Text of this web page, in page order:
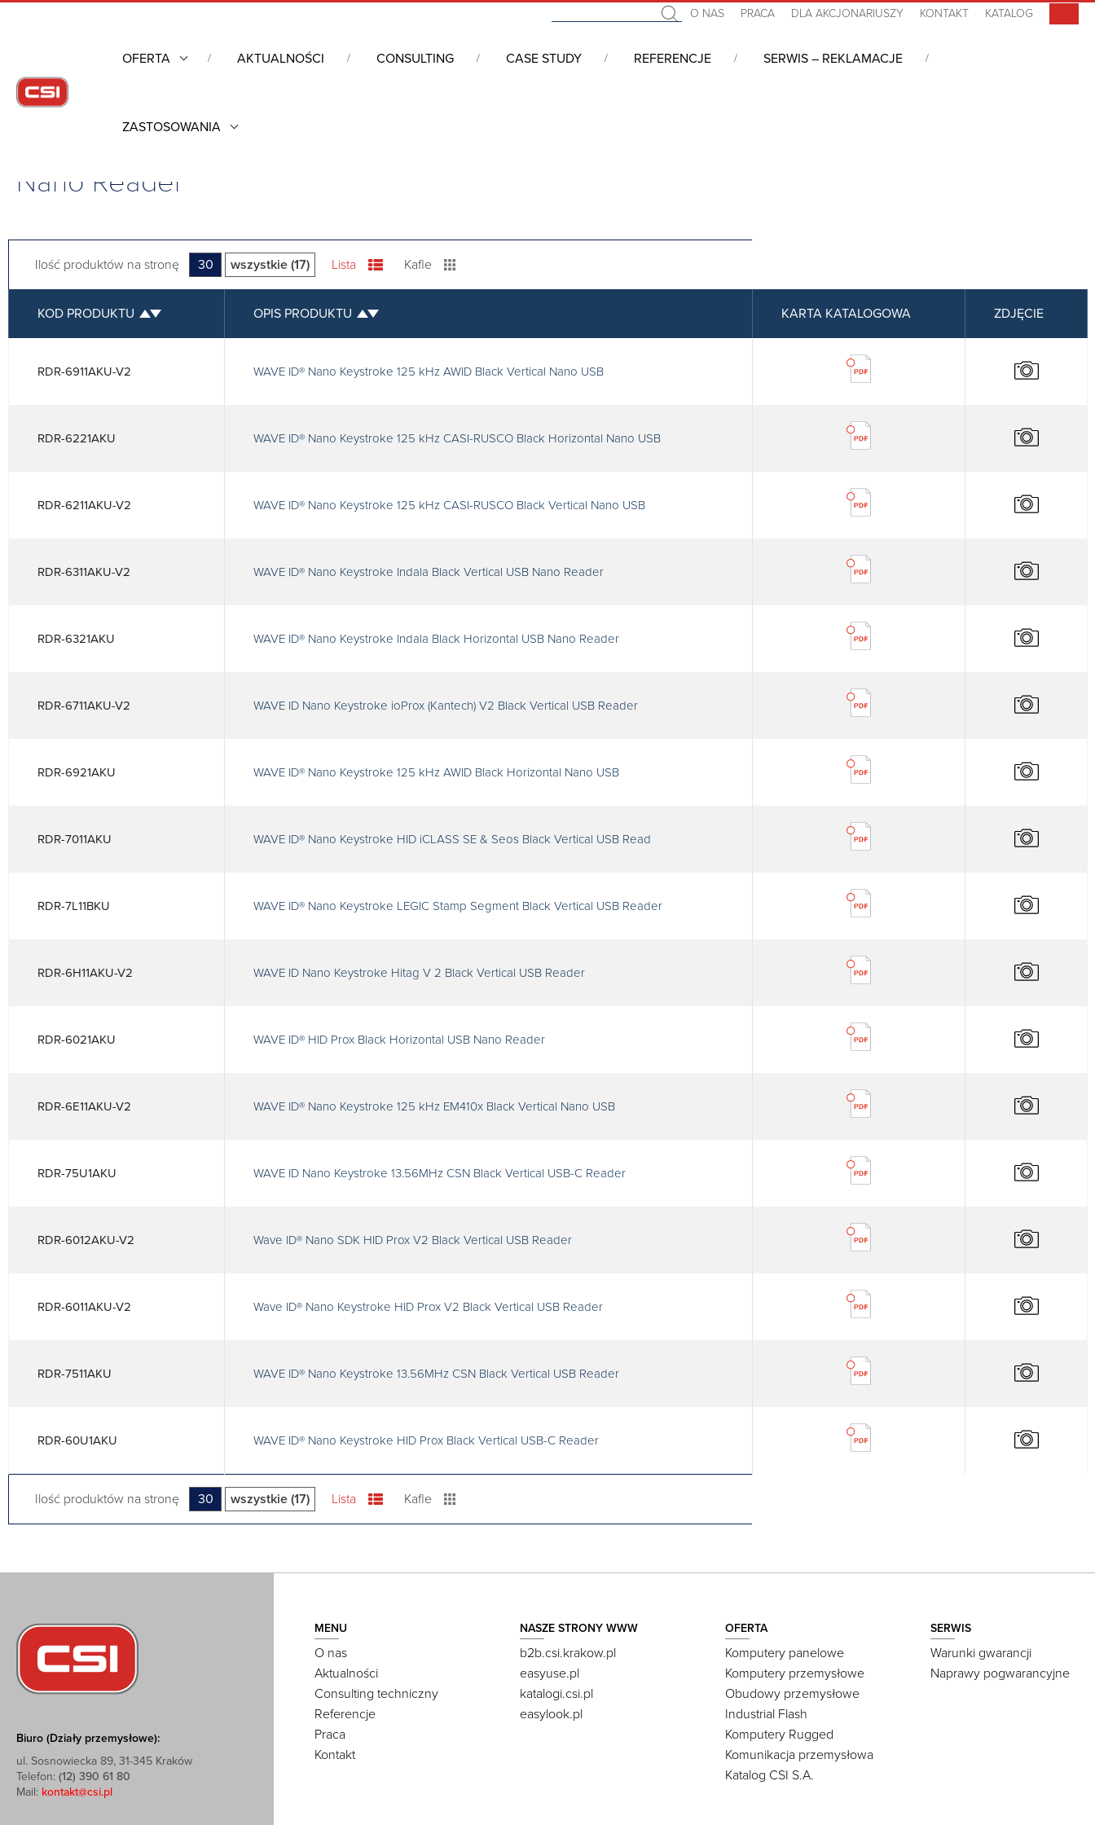
O NAS PRACA DLA AKCJONARIUSZY KONTAKT KATALOG
OFERTA AKTUALNOŚCI CONSULTING CASE STUDY REFERENCJE SERWIS – REKLAMACJE
ZASTOSOWANIA
Komputery przemysłowe
Nano Reader
Ilość produktów na stronę 30 wszystkie (17) Lista Kafle
KOD PRODUKTU OPIS PRODUKTU KARTA KATALOGOWA ZDJĘCIE
RDR-6911AKU-V2 WAVE ID® Nano Keystroke 125 kHz AWID Black Vertical Nano USB
RDR-6221AKU WAVE ID® Nano Keystroke 125 kHz CASI-RUSCO Black Horizontal Nano USB
RDR-6211AKU-V2 WAVE ID® Nano Keystroke 125 kHz CASI-RUSCO Black Vertical Nano USB
RDR-6311AKU-V2 WAVE ID® Nano Keystroke Indala Black Vertical USB Nano Reader
RDR-6321AKU WAVE ID® Nano Keystroke Indala Black Horizontal USB Nano Reader
RDR-6711AKU-V2 WAVE ID Nano Keystroke ioProx (Kantech) V2 Black Vertical USB Reader
RDR-6921AKU WAVE ID® Nano Keystroke 125 kHz AWID Black Horizontal Nano USB
RDR-7011AKU WAVE ID® Nano Keystroke HID iCLASS SE & Seos Black Vertical USB Read
RDR-7L11BKU WAVE ID® Nano Keystroke LEGIC Stamp Segment Black Vertical USB Reader
RDR-6H11AKU-V2 WAVE ID Nano Keystroke Hitag V 2 Black Vertical USB Reader
RDR-6021AKU WAVE ID® HID Prox Black Horizontal USB Nano Reader
RDR-6E11AKU-V2 WAVE ID® Nano Keystroke 125 kHz EM410x Black Vertical Nano USB
RDR-75U1AKU WAVE ID Nano Keystroke 13.56MHz CSN Black Vertical USB-C Reader
RDR-6012AKU-V2 Wave ID® Nano SDK HID Prox V2 Black Vertical USB Reader
RDR-6011AKU-V2 Wave ID® Nano Keystroke HID Prox V2 Black Vertical USB Reader
RDR-7511AKU WAVE ID® Nano Keystroke 13.56MHz CSN Black Vertical USB Reader
RDR-60U1AKU WAVE ID® Nano Keystroke HID Prox Black Vertical USB-C Reader
Ilość produktów na stronę 30 wszystkie (17) Lista Kafle
Biuro (Działy przemysłowe):
ul. Sosnowiecka 89, 31-345 Kraków
Telefon: (12) 390 61 80
Mail: kontakt@csi.pl
MENU
O nas
Aktualności
Consulting techniczny
Referencje
Praca
Kontakt
NASZE STRONY WWW
b2b.csi.krakow.pl
easyuse.pl
katalogi.csi.pl
easylook.pl
OFERTA
Komputery panelowe
Komputery przemysłowe
Obudowy przemysłowe
Industrial Flash
Komputery Rugged
Komunikacja przemysłowa
Katalog CSI S.A.
SERWIS
Warunki gwarancji
Naprawy pogwarancyjne